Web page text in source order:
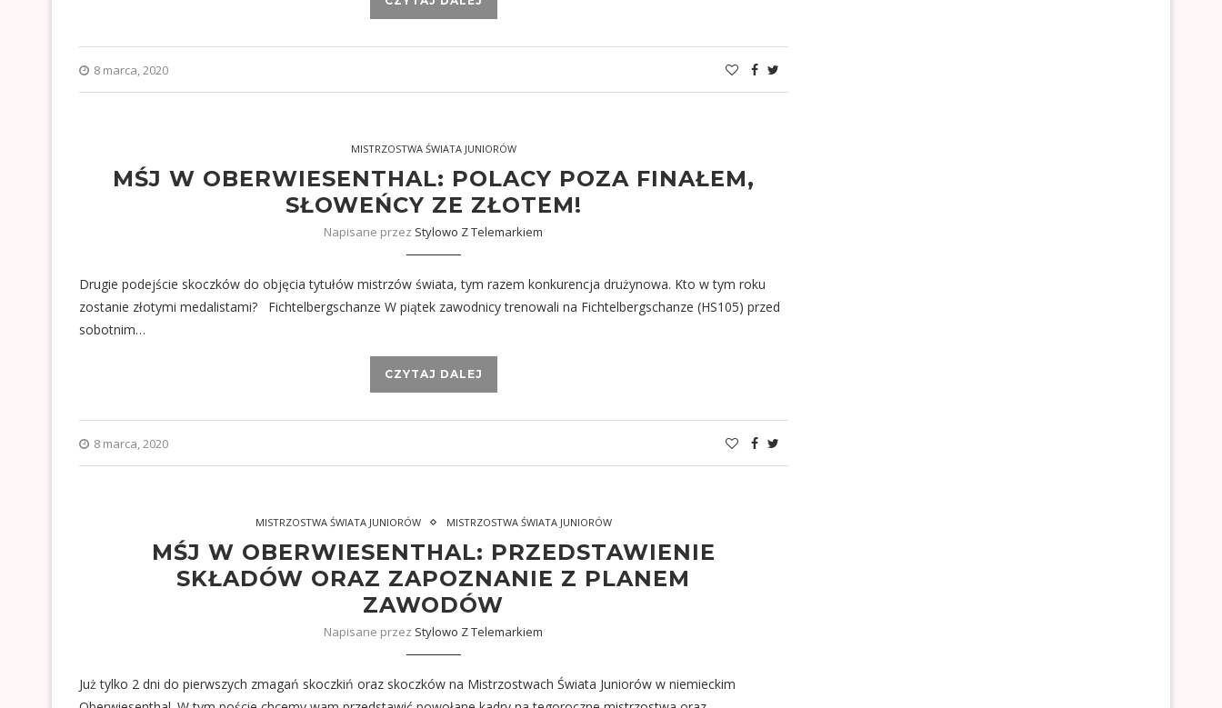
8 marca, 2020
MISTRZOSTWA ŚWIATA JUNIORÓW
MŚJ W OBERWIESENTHAL: POLACY POZA FINAŁEM,
SŁOWEŃCY ZE ZŁOTEM!
Napisane przez Stylowo Z Telemarkiem
Drugie podejście skoczków do objęcia tytułów mistrzów świata, tym razem konkurencja drużynowa. Kto w tym roku
zostanie złotymi medalistami? Fichtelbergschanze W piątek zawodnicy trenowali na Fichtelbergschanze (HS105) przed
sobotnim…
CZYTAJ DALEJ
8 marca, 2020
MISTRZOSTWA ŚWIATA JUNIORÓW MISTRZOSTWA ŚWIATA JUNIORÓW
MŚJ W OBERWIESENTHAL: PRZEDSTAWIENIE
SKŁADÓW ORAZ ZAPOZNANIE Z PLANEM
ZAWODÓW
Napisane przez Stylowo Z Telemarkiem
Już tylko 2 dni do pierwszych zmagań skoczkiń oraz skoczków na Mistrzostwach Świata Juniorów w niemieckim